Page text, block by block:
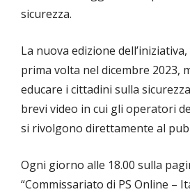
sicurezza.
La nuova edizione
prima volta nel dicembre 2023,
educare i cittadini sulla
brevi video in cui gli operatori
si rivolgono direttamente al
Ogni giorno alle 18.00 sulla
“Commissariato di PS Online –